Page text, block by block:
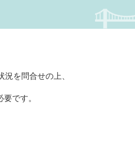
を問合せの上、
です。